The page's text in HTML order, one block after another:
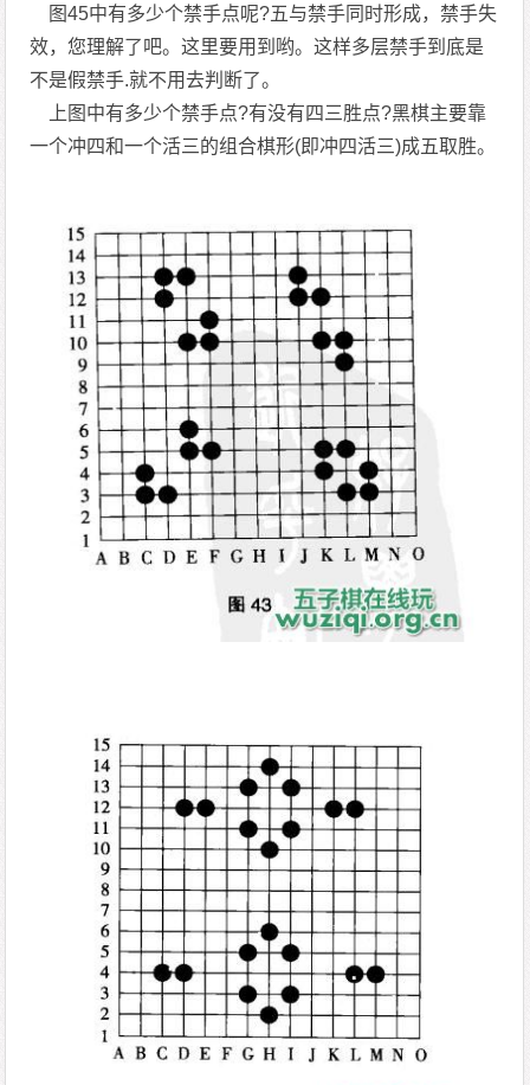
图45中有多少个禁手点呢?五与禁手同时形成，禁手失
效，您理解了吧。这里要用到哟。这样多层禁手到底是
不是假禁手.就不用去判断了。
上图中有多少个禁手点?有没有四三胜点?黑棋主要靠
一个冲四和一个活三的组合棋形(即冲四活三)成五取胜。